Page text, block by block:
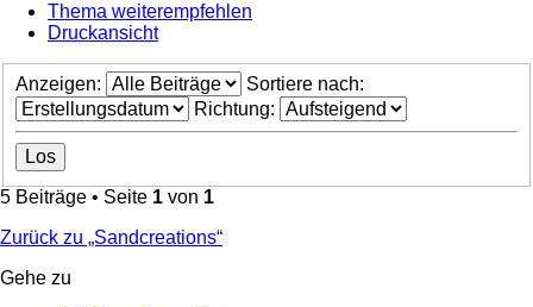
Thema weiterempfehlen
Druckansicht
Anzeigen:
Sortiere nach:
Richtung:
5 Beiträge • Seite 1 von 1
Zurück zu „Sandcreations“
Gehe zu